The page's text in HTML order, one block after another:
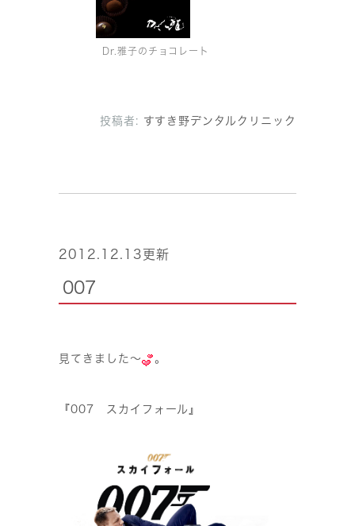
Dr.雅子のチョコレート
投稿者: すすき野デンタルクリニック
2012.12.13更新
007
見てきました〜 。
『007 スカイフォール』